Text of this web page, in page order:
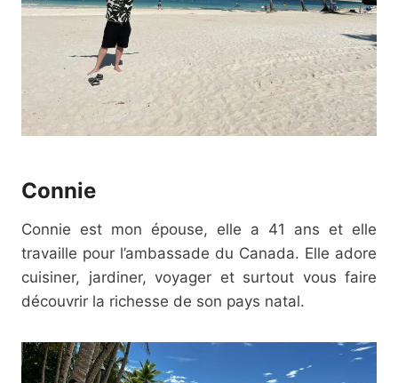
Connie
Connie est mon épouse, elle a 41 ans et elle
travaille pour l’ambassade du Canada. Elle adore
cuisiner, jardiner, voyager et surtout vous faire
découvrir la richesse de son pays natal.